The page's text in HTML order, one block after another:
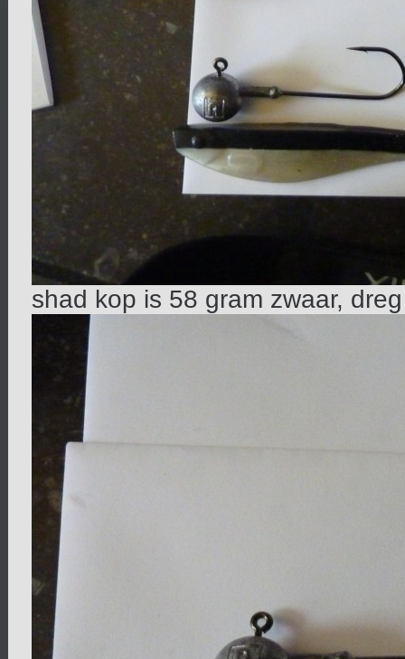
shad kop is 58 gram zwaar,